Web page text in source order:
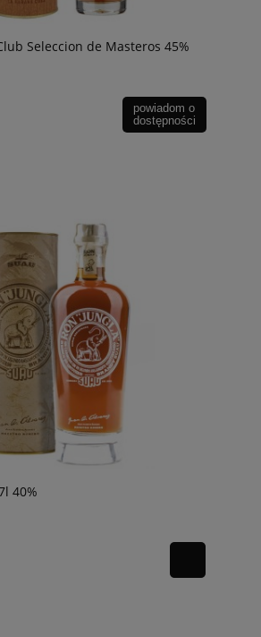
Seleccion de Masteros 45%
powiadom o
dostępności
40%